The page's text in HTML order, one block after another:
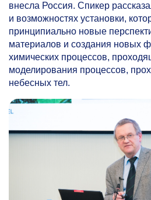
внесла Россия. Спикер
и возможностях установки,
принципиально новые
материалов и создания новых
химических процессов,
моделирования процессов,
небесных тел.